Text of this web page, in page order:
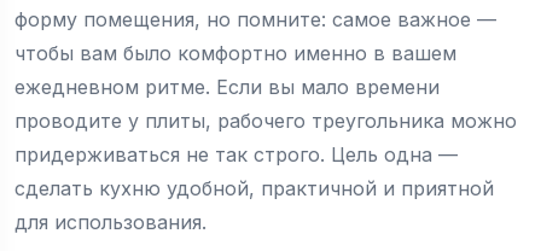
форму помещения, но помните: самое важное —
чтобы вам было комфортно именно в вашем
ежедневном ритме. Если вы мало времени
проводите у плиты, рабочего треугольника можно
придерживаться не так строго. Цель одна —
сделать кухню удобной, практичной и приятной
для использования.